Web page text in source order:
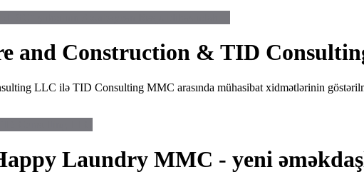
and Construction & TID
LLC ilə TID Consulting MMC arasında mühasibat xidmətlərinin
Laundry MMC - yeni